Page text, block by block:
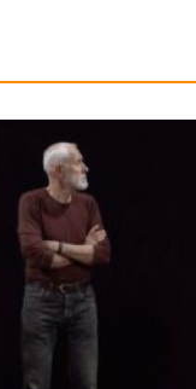
plus tard